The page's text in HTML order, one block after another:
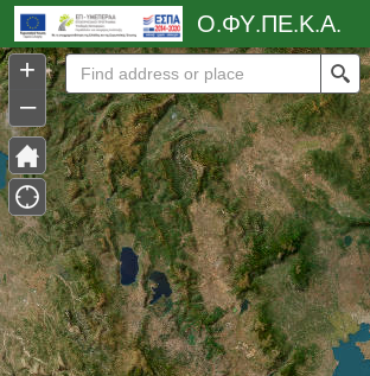
+
–
Controller
Ο.ΦΥ.ΠΕ.Κ.Α.